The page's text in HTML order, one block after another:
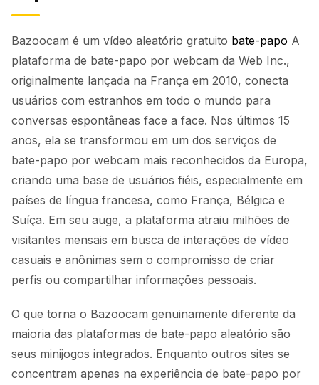
Bazoocam é um vídeo aleatório gratuito bate-papo A
plataforma de bate-papo por webcam da Web Inc.,
originalmente lançada na França em 2010, conecta
usuários com estranhos em todo o mundo para
conversas espontâneas face a face. Nos últimos 15
anos, ela se transformou em um dos serviços de
bate-papo por webcam mais reconhecidos da Europa,
criando uma base de usuários fiéis, especialmente em
países de língua francesa, como França, Bélgica e
Suíça. Em seu auge, a plataforma atraiu milhões de
visitantes mensais em busca de interações de vídeo
casuais e anônimas sem o compromisso de criar
perfis ou compartilhar informações pessoais.
O que torna o Bazoocam genuinamente diferente da
maioria das plataformas de bate-papo aleatório são
seus minijogos integrados. Enquanto outros sites se
concentram apenas na experiência de bate-papo por